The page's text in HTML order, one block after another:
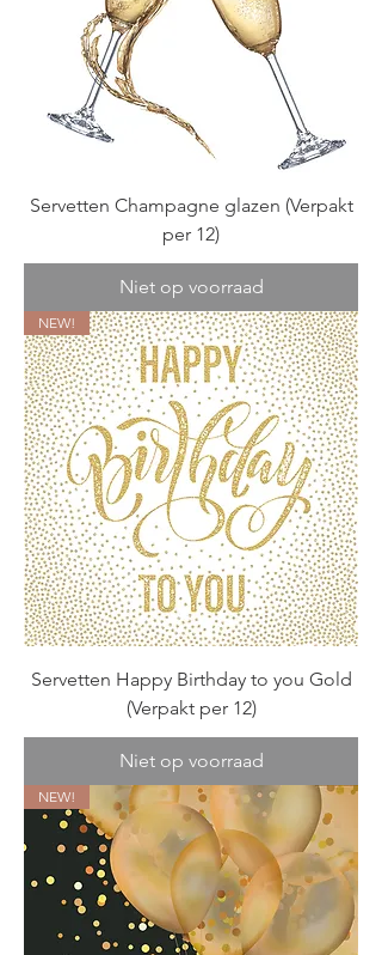
Servetten Champagne glazen (Verpakt
per 12)
Niet op voorraad
NEW!
Servetten Happy Birthday to you Gold
(Verpakt per 12)
Niet op voorraad
NEW!